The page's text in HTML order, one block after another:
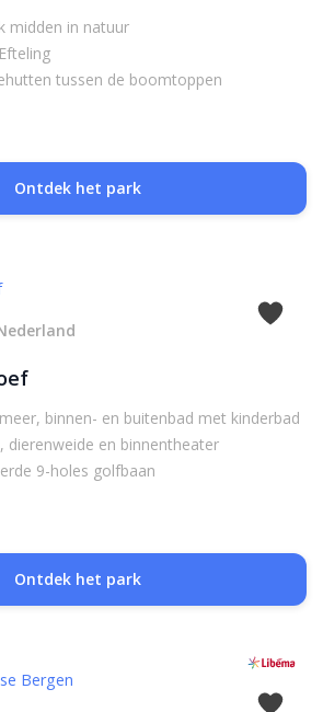
midden in natuur
tussen de boomtoppen
Ontdek het park
binnen- en buitenbad met kinderbad
dierenweide en binnentheater
9-holes golfbaan
Ontdek het park